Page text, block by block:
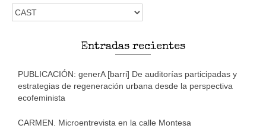
Elegir
un
Entradas recientes
PUBLICACIÓN: generA [barri] De auditorías participadas y
estrategias de regeneración urbana desde la perspectiva
ecofeminista
CARMEN. Microentrevista en la calle Montesa